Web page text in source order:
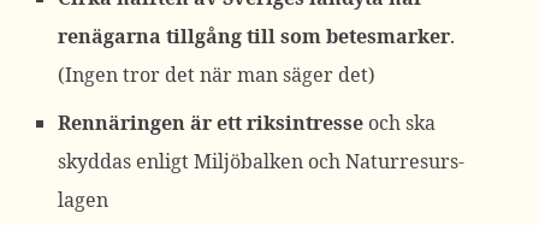
renägarna tillgång till som betesmarker.
(Ingen tror det när man säger det)
Rennäringen är ett riksintresse och ska
skyddas enligt Miljöbalken och Naturresurs-
lagen